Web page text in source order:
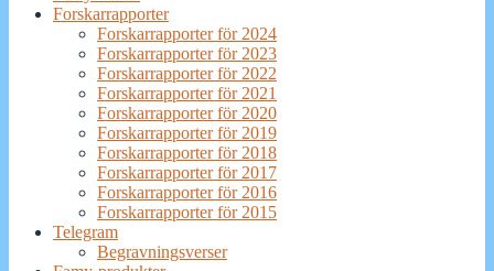
Forskarrapporter
Forskarrapporter för 2024
Forskarrapporter för 2023
Forskarrapporter för 2022
Forskarrapporter för 2021
Forskarrapporter för 2020
Forskarrapporter för 2019
Forskarrapporter för 2018
Forskarrapporter för 2017
Forskarrapporter för 2016
Forskarrapporter för 2015
Telegram
Begravningsverser